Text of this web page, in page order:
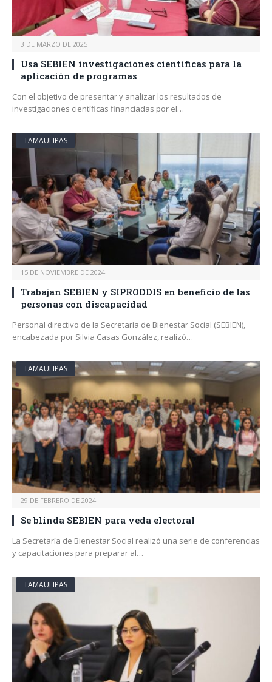
3 DE MARZO DE 2025
Usa SEBIEN investigaciones científicas para la
aplicación de programas
Con el objetivo de presentar y analizar los resultados de
investigaciones científicas financiadas por el…
TAMAULIPAS
15 DE NOVIEMBRE DE 2024
Trabajan SEBIEN y SIPRODDIS en beneficio de las
personas con discapacidad
Personal directivo de la Secretaría de Bienestar Social (SEBIEN),
encabezada por Silvia Casas González, realizó…
TAMAULIPAS
29 DE FEBRERO DE 2024
Se blinda SEBIEN para veda electoral
La Secretaría de Bienestar Social realizó una serie de conferencias
y capacitaciones para preparar al…
TAMAULIPAS